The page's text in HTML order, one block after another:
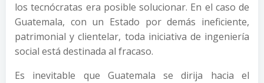
los tecnócratas era posible solucionar. En el caso de
Guatemala, con un Estado por demás ineficiente,
patrimonial y clientelar, toda iniciativa de ingeniería
social está destinada al fracaso.
Es inevitable que Guatemala se dirija hacia el